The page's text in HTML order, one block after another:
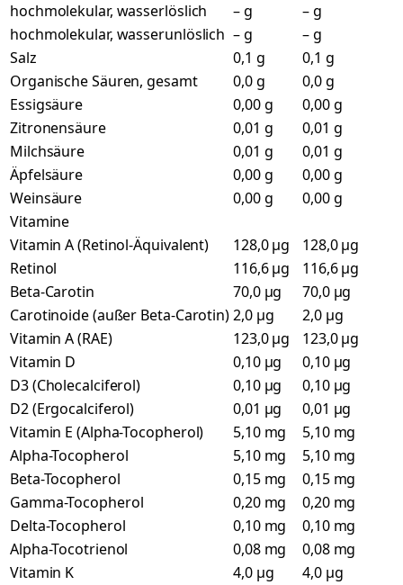
hochmolekular, wasserlöslich
– g
– g
hochmolekular, wasserunlöslich – g
– g
Salz
0,1 g
0,1 g
Organische Säuren, gesamt
0,0 g
0,0 g
Essigsäure
0,00 g
0,00 g
Zitronensäure
0,01 g
0,01 g
Milchsäure
0,01 g
0,01 g
Äpfelsäure
0,00 g
0,00 g
Weinsäure
0,00 g
0,00 g
Vitamine
Vitamin A (Retinol-Äquivalent)
128,0 µg
128,0 µg
Retinol
116,6 µg
116,6 µg
Beta-Carotin
70,0 µg
70,0 µg
Carotinoide (außer Beta-Carotin)2,0 µg
2,0 µg
Vitamin A (RAE)
123,0 µg
123,0 µg
Vitamin D
0,10 µg
0,10 µg
D3 (Cholecalciferol)
0,10 µg
0,10 µg
D2 (Ergocalciferol)
0,01 µg
0,01 µg
Vitamin E (Alpha-Tocopherol)
5,10 mg
5,10 mg
Alpha-Tocopherol
5,10 mg
5,10 mg
Beta-Tocopherol
0,15 mg
0,15 mg
Gamma-Tocopherol
0,20 mg
0,20 mg
Delta-Tocopherol
0,10 mg
0,10 mg
Alpha-Tocotrienol
0,08 mg
0,08 mg
Vitamin K
4,0 µg
4,0 µg